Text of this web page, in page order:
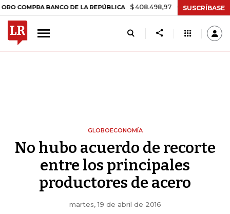
BANCO DE LA REPÚBLICA $ 408.498,97 +$ 8.753,81 +2,19%
SUSCRÍBASE
GLOBOECONOMÍA
No hubo acuerdo de recorte
entre los principales
productores de acero
martes, 19 de abril de 2016